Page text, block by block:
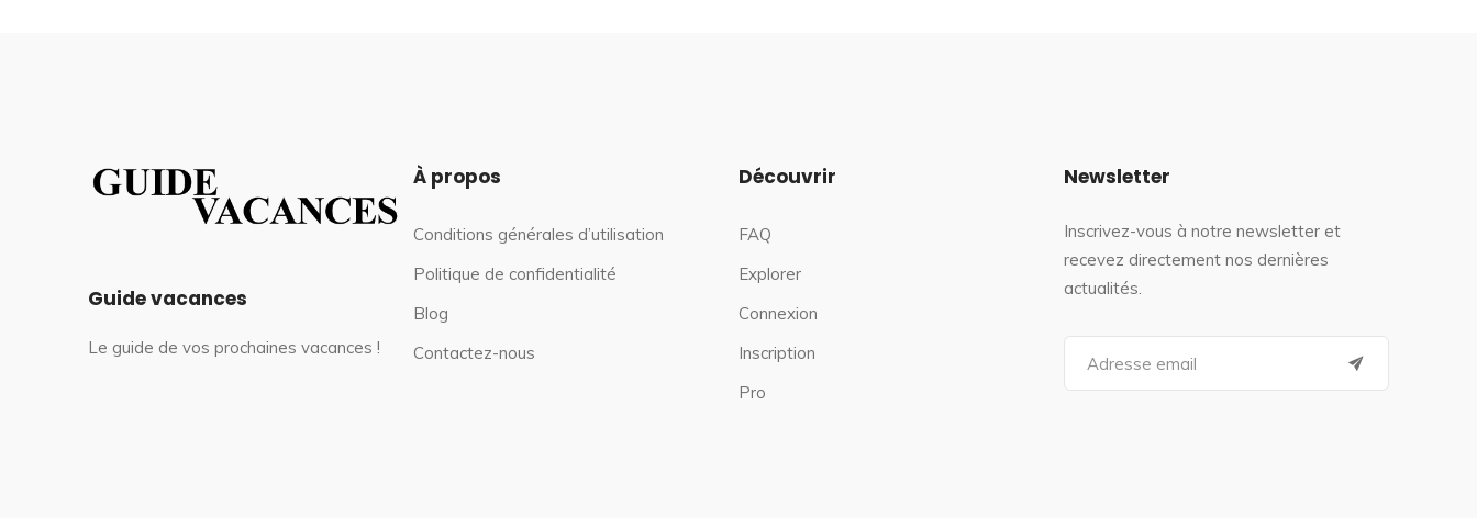
Guide vacances
Le guide de vos prochaines vacances !
À propos
Conditions générales d’utilisation
Politique de confidentialité
Blog
Contactez-nous
Découvrir
FAQ
Explorer
Connexion
Inscription
Pro
Newsletter
Inscrivez-vous à notre newsletter et
recevez directement nos dernières
actualités.
a